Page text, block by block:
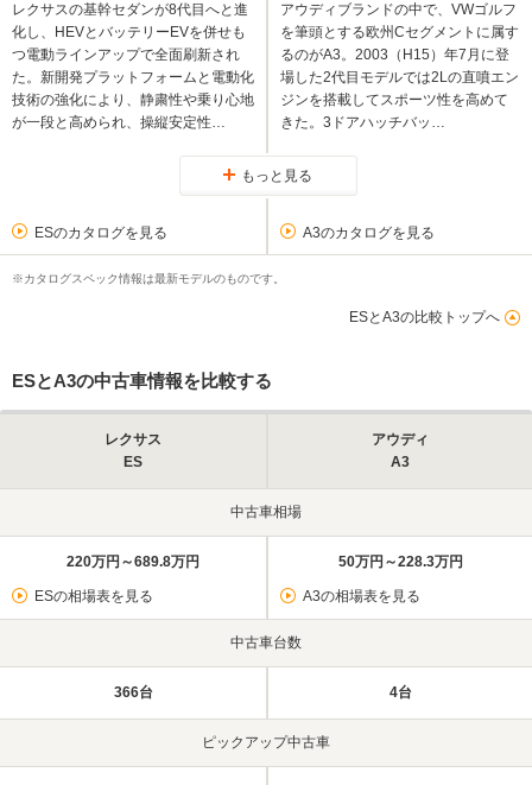
レクサスの基幹セダンが8代目へと進
化し、HEVとバッテリーEVを併せも
つ電動ラインアップで全面刷新され
た。新開発プラットフォームと電動化
技術の強化により、静粛性や乗り心地
が一段と高められ、操縦安定性…
アウディブランドの中で、VWゴルフ
を筆頭とする欧州Cセグメントに属す
るのがA3。2003（H15）年7月に登
場した2代目モデルでは2Lの直噴エン
ジンを搭載してスポーツ性を高めて
きた。3ドアハッチバッ…
もっと見る
ESのカタログを見る A3のカタログを見る
※カタログスペック情報は最新モデルのものです。
ESとA3の比較トップへ
ESとA3の中古車情報を比較する
レクサス
ES
アウディ
A3
中古車相場
220万円～689.8万円
ESの相場表を見る
50万円～228.3万円
A3の相場表を見る
中古車台数
366台 4台
ピックアップ中古車